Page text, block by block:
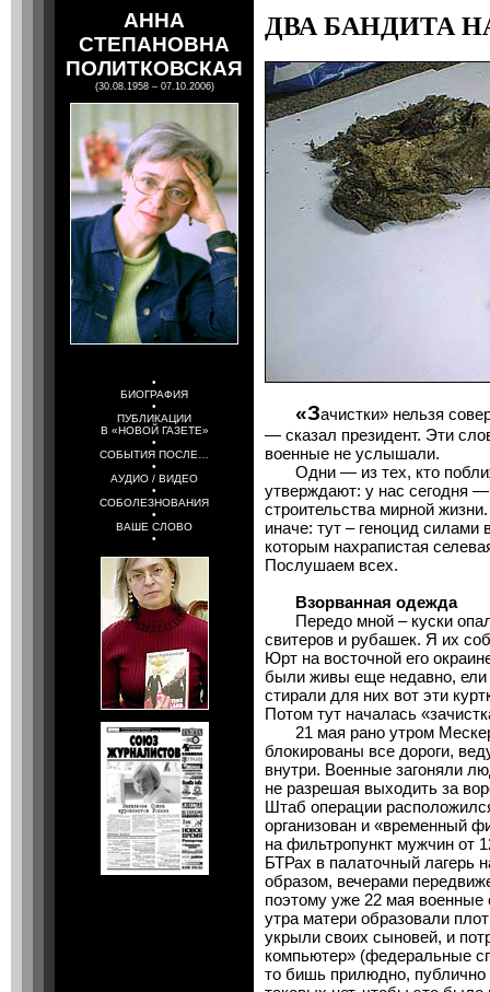
АННА
СТЕПАНОВНА
ПОЛИТКОВСКАЯ
(30.08.1958 – 07.10.2006)
•
БИОГРАФИЯ
•
ПУБЛИКАЦИИ
В «НОВОЙ ГАЗЕТЕ»
•
СОБЫТИЯ ПОСЛЕ…
•
АУДИО / ВИДЕО
•
СОБОЛЕЗНОВАНИЯ
•
ВАШЕ СЛОВО
•
ДВА БАНДИТА
«Зачистки» нельзя
— сказал президент. Эти
военные не услышали.
Одни — из тех, кто
утверждают: у нас сегодня
строительства мирной
иначе: тут – геноцид
которым нахрапистая
Послушаем всех.
Взорванная одежда
Передо мной – куски
свитеров и рубашек. Я их
Юрт на восточной его
были живы еще недавно, ели
стирали для них вот эти
Потом тут началась
21 мая рано утром
блокированы все дороги,
внутри. Военные загоняли
не разрешая выходить за
Штаб операции
организован и «временный
на фильтропункт мужчин от
БТРах в палаточный лагерь
образом, вечерами
поэтому уже 22 мая военные
утра матери образовали
укрыли своих сыновей, и
компьютер» (федеральные
то бишь прилюдно, публично